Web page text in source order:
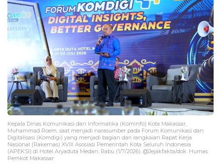
Kepala Dinas Komunikasi dan Informatika (Kominfo) Kota Makassar,
Muhammad Roem, saat menjadi narasumber pada Forum Komunikasi dan
Digitalisasi (Komdigi) yang menjadi bagian dari rangkaian Rapat Kerja
Nasional (Rakernas) XVIII Asosiasi Pemerintah Kota Seluruh Indonesia
(APEKSI) di Hotel Aryaduta Medan, Rabu (1/7/2026). @Jejakfakta/dok. Humas
Pemkot Makassar